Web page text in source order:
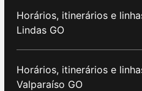
Horários, itinerários e
Lindas GO
Horários, itinerários e
Valparaíso GO